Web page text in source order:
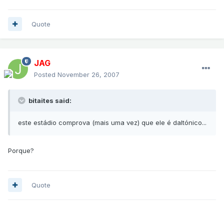
Quote
JAG
Posted November 26, 2007
bitaites said:
este estádio comprova (mais uma vez) que ele é daltónico...
Porque?
Quote